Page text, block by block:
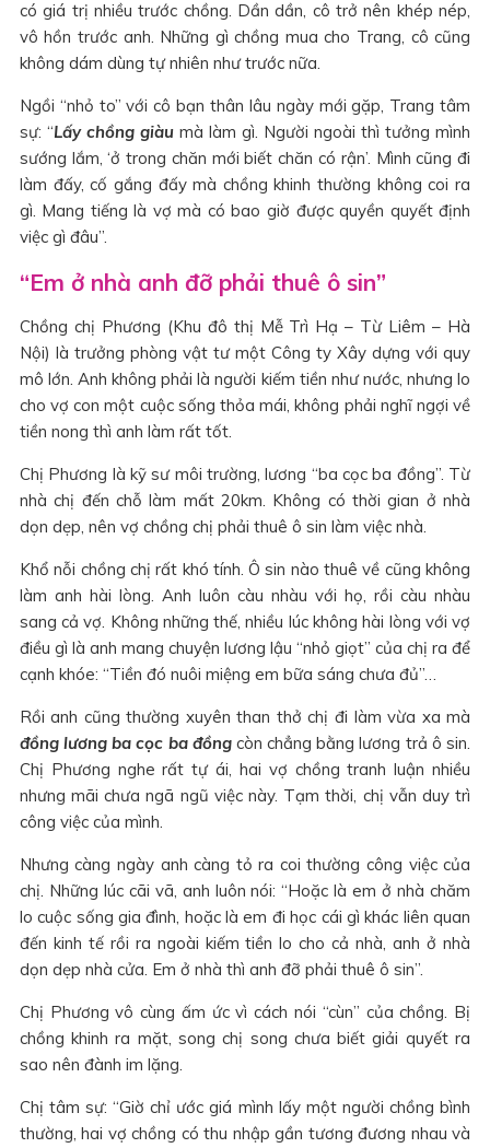
có giá trị nhiều trước chồng. Dần dần, cô trở nên khép nép,
vô hồn trước anh. Những gì chồng mua cho Trang, cô cũng
không dám dùng tự nhiên như trước nữa.
Ngồi “nhỏ to” với cô bạn thân lâu ngày mới gặp, Trang tâm
sự: “Lấy chồng giàumà làm gì. Người ngoài thì tưởng mình
sướng lắm, ‘ở trong chăn mới biết chăn có rận’. Mình cũng đi
làm đấy, cố gắng đấy mà chồng khinh thường không coi ra
gì. Mang tiếng là vợ mà có bao giờ được quyền quyết định
việc gì đâu”.
“Em ở nhà anh đỡ phải thuê ô sin”
Chồng chị Phương (Khu đô thị Mễ Trì Hạ – Từ Liêm – Hà
Nội) là trưởng phòng vật tư một Công ty Xây dựng với quy
mô lớn. Anh không phải là người kiếm tiền như nước, nhưng lo
cho vợ con một cuộc sống thỏa mái, không phải nghĩ ngợi về
tiền nong thì anh làm rất tốt.
Chị Phương là kỹ sư môi trường, lương “ba cọc ba đồng”. Từ
nhà chị đến chỗ làm mất 20km. Không có thời gian ở nhà
dọn dẹp, nên vợ chồng chị phải thuê ô sin làm việc nhà.
Khổ nỗi chồng chị rất khó tính. Ô sin nào thuê về cũng không
làm anh hài lòng. Anh luôn càu nhàu với họ, rồi càu nhàu
sang cả vợ. Không những thế, nhiều lúc không hài lòng với vợ
điều gì là anh mang chuyện lương lậu “nhỏ giọt” của chị ra để
cạnh khóe: “Tiền đó nuôi miệng em bữa sáng chưa đủ”…
Rồi anh cũng thường xuyên than thở chị đi làm vừa xa mà
đồng lương ba cọc ba đồng còn chẳng bằng lương trả ô sin.
Chị Phương nghe rất tự ái, hai vợ chồng tranh luận nhiều
nhưng mãi chưa ngã ngũ việc này. Tạm thời, chị vẫn duy trì
công việc của mình.
Nhưng càng ngày anh càng tỏ ra coi thường công việc của
chị. Những lúc cãi vã, anh luôn nói: “Hoặc là em ở nhà chăm
lo cuộc sống gia đình, hoặc là em đi học cái gì khác liên quan
đến kinh tế rồi ra ngoài kiếm tiền lo cho cả nhà, anh ở nhà
dọn dẹp nhà cửa. Em ở nhà thì anh đỡ phải thuê ô sin”.
Chị Phương vô cùng ấm ức vì cách nói “cùn” của chồng. Bị
chồng khinh ra mặt, song chị song chưa biết giải quyết ra
sao nên đành im lặng.
Chị tâm sự: “Giờ chỉ ước giá mình lấy một người chồng bình
thường, hai vợ chồng có thu nhập gần tương đương nhau và